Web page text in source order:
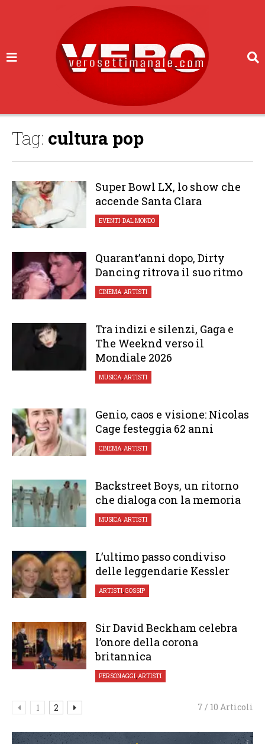
Tag: cultura pop
Super Bowl LX, lo show che
accende Santa Clara
EVENTI,DAL MONDO
Quarant’anni dopo, Dirty
Dancing ritrova il suo ritmo
CINEMA,ARTISTI
Tra indizi e silenzi, Gaga e
The Weeknd verso il
Mondiale 2026
MUSICA,ARTISTI
Genio, caos e visione: Nicolas
Cage festeggia 62 anni
CINEMA,ARTISTI
Backstreet Boys, un ritorno
che dialoga con la memoria
MUSICA,ARTISTI
L’ultimo passo condiviso
delle leggendarie Kessler
ARTISTI,GOSSIP
Sir David Beckham celebra
l’onore della corona
britannica
PERSONAGGI,ARTISTI
1 2 7 / 10 Articoli